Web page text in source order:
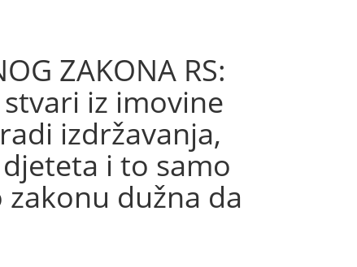
ZAKONA RS:
iz imovine
izdržavanja,
i to samo
dužna da